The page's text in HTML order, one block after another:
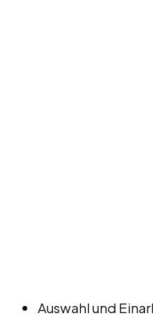
Auswahl und